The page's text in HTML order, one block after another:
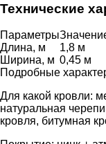
Технические
Параметры
Длина, м
1,8 м
Ширина, м 0,45 м
Подробные
Для какой кровли:
натуральная
кровля, битумная